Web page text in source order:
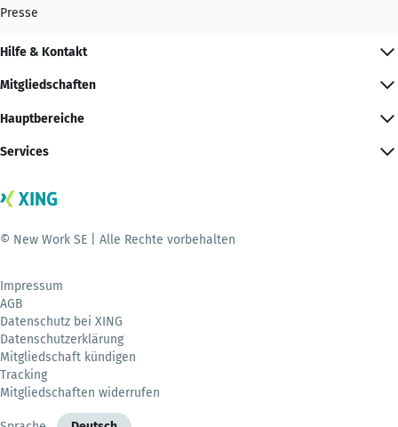
Presse
Hilfe & Kontakt
Mitgliedschaften
Hauptbereiche
Services
© New Work SE | Alle Rechte vorbehalten
Impressum
AGB
Datenschutz bei XING
Datenschutzerklärung
Mitgliedschaft kündigen
Tracking
Mitgliedschaften widerrufen